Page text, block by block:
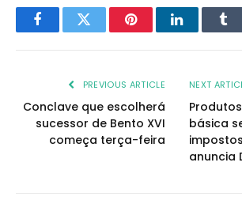
FacebookTwitter PinterestLinkedIn
PREVIOUS ARTICLE
Conclave que escolherá
sucessor de Bento XVI
começa terça-feira
NEXT
básica
anuncia